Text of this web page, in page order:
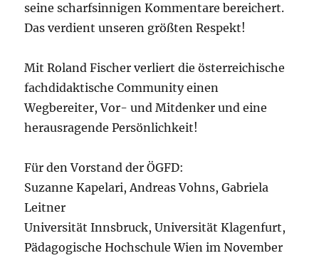
seine scharfsinnigen Kommentare bereichert.
Das verdient unseren größten Respekt!
Mit Roland Fischer verliert die österreichische
fachdidaktische Community einen
Wegbereiter, Vor- und Mitdenker und eine
herausragende Persönlichkeit!
Für den Vorstand der ÖGFD:
Suzanne Kapelari, Andreas Vohns, Gabriela
Leitner
Universität Innsbruck, Universität Klagenfurt,
Pädagogische Hochschule Wien im November